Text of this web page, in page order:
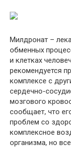
Милдронат –
обменных
и клетках
рекомендуется
комплексе с
сердечно-
мозгового
сообщает, что
проблем со
комплексное
организма, но